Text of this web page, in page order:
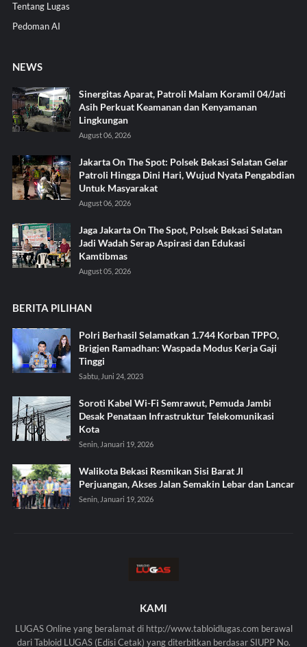
Tentang Lugas
Pedoman AI
NEWS
Sinergitas Aparat, Patroli Malam Koramil 04/Jati
Asih Perkuat Keamanan dan Kenyamanan
Lingkungan
August 06, 2026
Jakarta On The Spot: Polsek Bekasi Selatan Gelar
Patroli Hingga Dini Hari, Wujud Nyata Pengabdian
Untuk Masyarakat
August 06, 2026
Jaga Jakarta On The Spot, Polsek Bekasi Selatan
Jadi Wadah Serap Aspirasi dan Edukasi
Kamtibmas
August 05, 2026
BERITA PILIHAN
Polri Berhasil Selamatkan 1.744 Korban TPPO,
Brigjen Ramadhan: Waspada Modus Kerja Gaji
Tinggi
Sabtu, Juni 24, 2023
Soroti Kabel Wi-Fi Semrawut, Pemuda Jambi
Desak Penataan Infrastruktur Telekomunikasi
Kota
Senin, Januari 19, 2026
Walikota Bekasi Resmikan Sisi Barat Jl
Perjuangan, Akses Jalan Semakin Lebar dan Lancar
Senin, Januari 19, 2026
KAMI
LUGAS Online yang beralamat di http://www.tabloidlugas.com berawal
dari Tabloid LUGAS (Edisi Cetak) yang diterbitkan berdasar SIUPP No.